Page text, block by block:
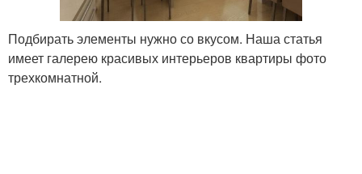
Подбирать элементы нужно со вкусом. Наша статья
имеет галерею красивых интерьеров квартиры фото
трехкомнатной.